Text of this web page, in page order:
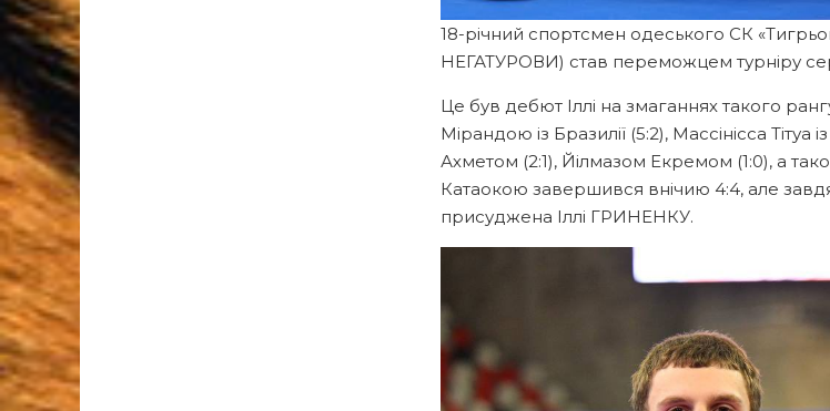
18-річний спортсмен одеського СК
НЕГАТУРОВИ) став переможцем турніру
Це був дебют Іллі на змаганнях такого
Мірандою із Бразилії (5:2), Массінісса
Ахметом (2:1), Йілмазом Екремом (1:0), а
Катаокою завершився внічию 4:4, але
присуджена Іллі ГРИНЕНКУ.